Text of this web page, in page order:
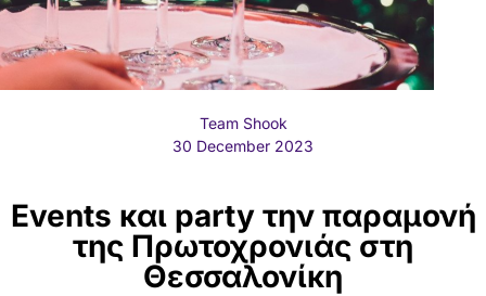
Team Shook
30 December 2023
Events και party την παραμονή
της Πρωτοχρονιάς στη
Θεσσαλονίκη